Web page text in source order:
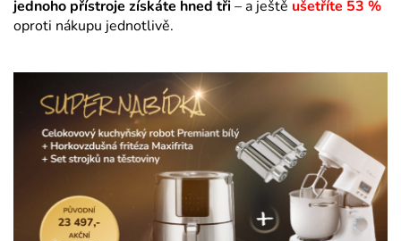
Objemná nádoba: 8 litrů
Bohaté příslušenství
jednoho přístroje získáte hned tři– a ještě ušetříte 53 %
oproti nákupu jednotlivě.